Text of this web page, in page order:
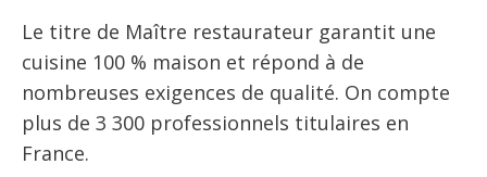
Le titre de Maître restaurateur garantit une
cuisine 100 % maison et répond à de
nombreuses exigences de qualité. On compte
plus de 3 300 professionnels titulaires en
France.